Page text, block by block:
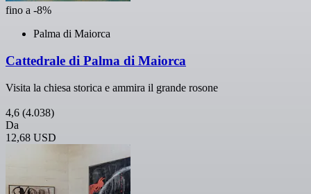
fino a -8%
Palma di Maiorca
Cattedrale di Palma di Maiorca
Visita la chiesa storica e ammira il grande rosone
4,6 (4.038)
Da
12,68 USD